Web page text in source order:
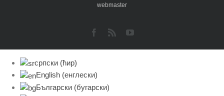
webmaster
Facebook
Rss YouTube
српски (ћир)
English (енглески)
Български (бугарски)